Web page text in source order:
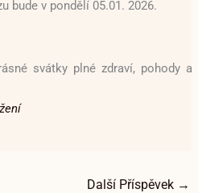
bude v pondělí 05.01. 2026.
svátky plné zdraví, pohody a
Další Příspěvek →